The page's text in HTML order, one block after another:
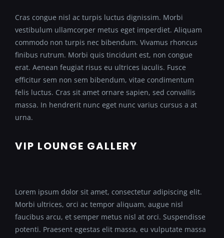
Cras congue nisl ac turpis luctus dignissim. Morbi
vestibulum ullamcorper metus eget imperdiet. Aliquam
commodo non turpis nec bibendum. Vivamus rhoncus
finibus rutrum. Morbi quis tincidunt est, non congue
erat. Aenean feugiat risus eu ultrices iaculis. Fusce
efficitur sem non sem bibendum, vitae condimentum
felis luctus. Cras sit amet ornare sapien, sed convallis
massa. In hendrerit nunc eget nunc varius cursus a at
urna.
VIP LOUNGE GALLERY
Lorem ipsum dolor sit amet, consectetur adipiscing elit.
Morbi ultrices, orci ac tempor aliquam, augue nisl
faucibus arcu, et semper metus nisl at orci. Suspendisse
potenti. Praesent egestas elit massa, eu vulputate massa